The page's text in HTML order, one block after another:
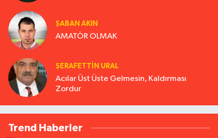
ŞABAN AKIN
AMATÖR OLMAK
ŞERAFETTIN URAL
Acılar Üst Üste Gelmesin, Kaldırması
Zordur
Trend Haberler